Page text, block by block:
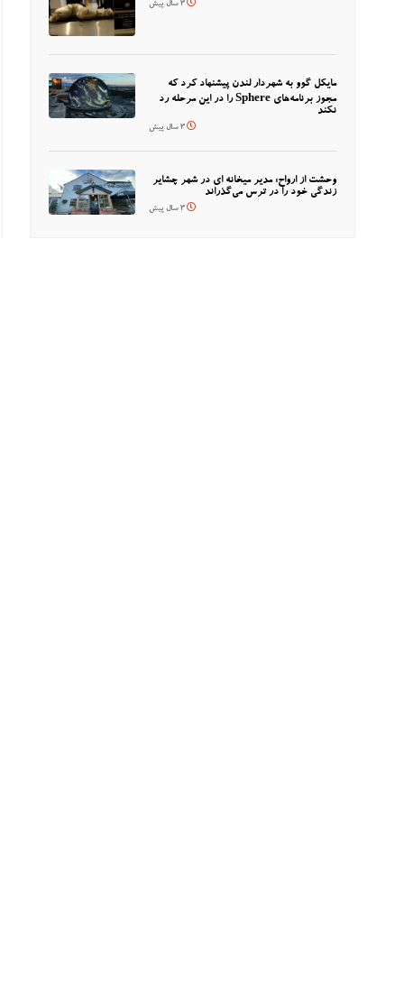
3 سال پیش
مایکل گوو به شهردار لندن پیشنهاد کرد که
مجوز برنامه‌های Sphere را در این مرحله رد
نکند
3 سال پیش
وحشت از ارواح: مدیر میخانه ای در شهر چشایر
زندگی خود را در ترس می‌گذراند
3 سال پیش